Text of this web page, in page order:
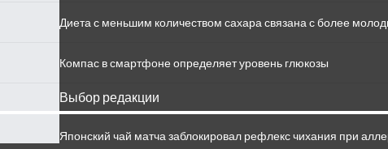
Диета с меньшим количеством сахара связана с более
Компас в смартфоне определяет уровень глюкозы
Выбор редакции
Японский чай матча заблокировал рефлекс чихания при